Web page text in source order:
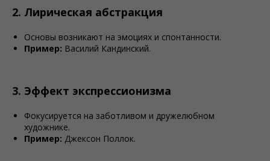
2. Лирическая абстракция
Основы возникают на эмоциях и спонтанности.
Пример: Василий Кандинский.
3. Эффект экспрессионизма
Фокусируется на заботливом и дружелюбном
художнике.
Пример: Джексон Поллок.